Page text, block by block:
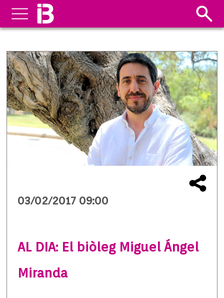
03/02/2017 09:00
AL DIA: El biòleg Miguel Ángel
Miranda